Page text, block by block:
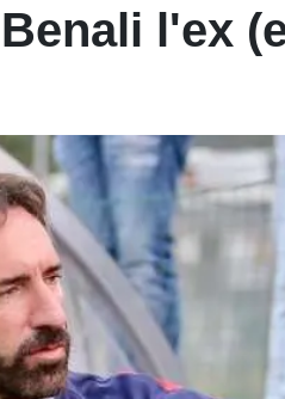
l'ex